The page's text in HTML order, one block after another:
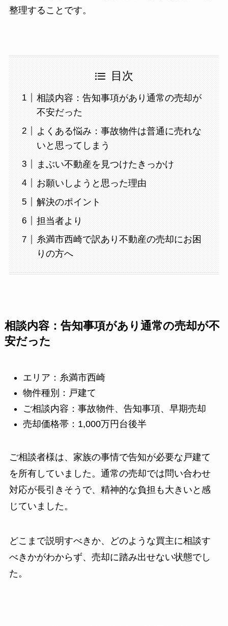
整理することです。
目次
相談内容：告知事項があり通常の売却が
不安だった
よくある悩み：事故物件は普通に売れな
いと思ってしまう
まぶい不動産を見つけたきっかけ
お願いしようと思った理由
解決のポイント
担当者より
糸満市西崎で訳あり不動産の売却にお困
りの方へ
相談内容：告知事項があり通常の売却が不
安だった
エリア：糸満市西崎
物件種別：戸建て
ご相談内容：事故物件、告知事項、早期売却
売却価格帯：1,000万円台後半
ご相談者様は、家族の事情で告知が必要な戸建て
を所有していました。通常の売却では問い合わせ
対応が長引きそうで、精神的な負担も大きいと感
じていました。
どこまで説明すべきか、どのような買主に相談す
べきかがわからず、売却に踏み出せない状態でし
た。